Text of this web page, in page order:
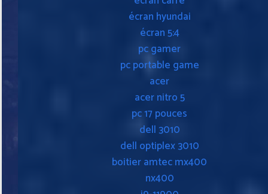
écran hyundai
écran 5:4
pc gamer
pc portable game
acer
acer nitro 5
pc 17 pouces
dell 3010
dell optiplex 3010
boitier amtec mx400
nx400